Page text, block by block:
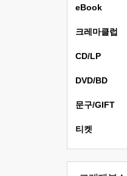
eBook
크레마클럽
CD/LP
DVD/BD
문구/GIFT
티켓